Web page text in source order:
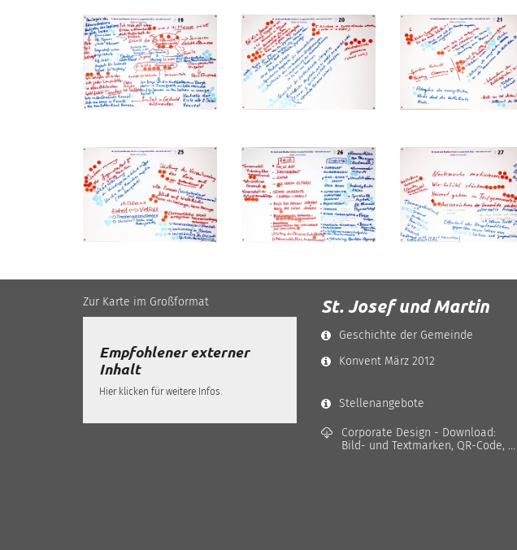
Zur Karte im Großformat
Empfohlener externer
Inhalt
Hier klicken für weitere Infos.
St. Josef und Martin
Geschichte der Gemeinde
Konvent März 2012
Stellenangebote
Corporate Design - Download:
Bild- und Textmarken, QR-Code, ...